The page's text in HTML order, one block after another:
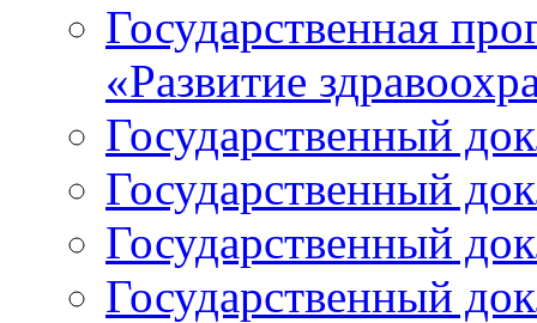
Государственная
«Развитие
Государственный
Государственный
Государственный
Государственный